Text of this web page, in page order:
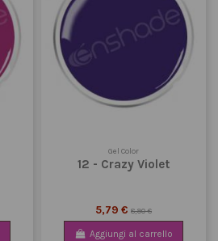
Gel Color
12 - Crazy Violet
5,79 €8,90 €
Aggiungi al carrello